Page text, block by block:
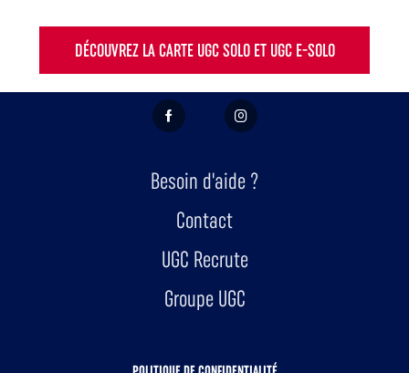
DÉCOUVREZ LA CARTE UGC SOLO ET UGC E-SOLO
FACEBOOK INSTAGRAM
Besoin d'aide ?
Contact
UGC Recrute
Groupe UGC